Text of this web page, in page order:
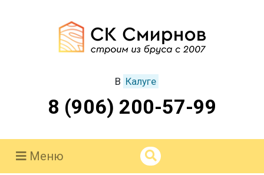
В Калуге
8 (906) 200-57-99
Меню